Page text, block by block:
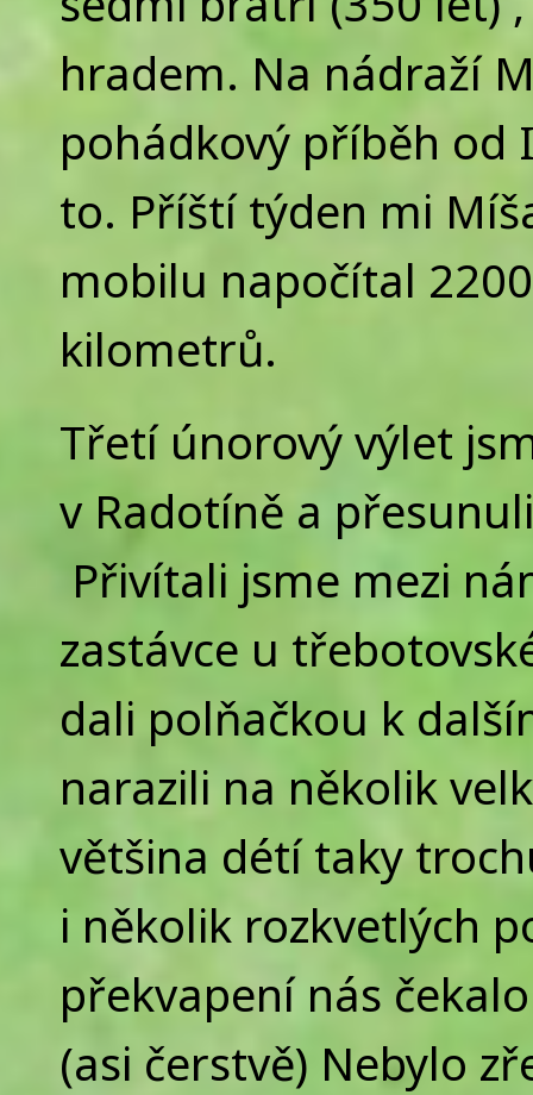
hradem. Na nádraží
pohádkový příběh od
to. Příští týden mi
mobilu napočítal
kilometrů.
Třetí únorový výlet
v Radotíně a
Přivítali jsme mezi
zastávce u
dali polňačkou k
narazili na několik
většina détí taky
i několik rozkvetlých
překvapení nás
(asi čerstvě) Nebylo